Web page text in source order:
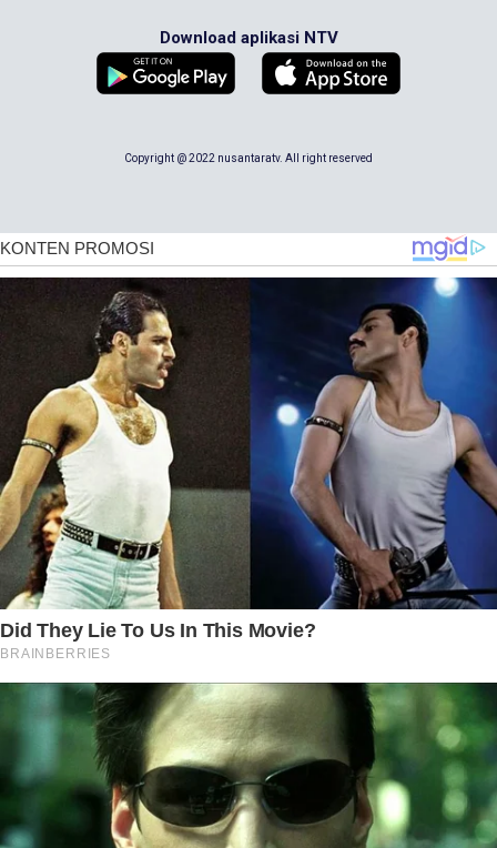
Download aplikasi NTV
Copyright @ 2022 nusantaratv. All right reserved